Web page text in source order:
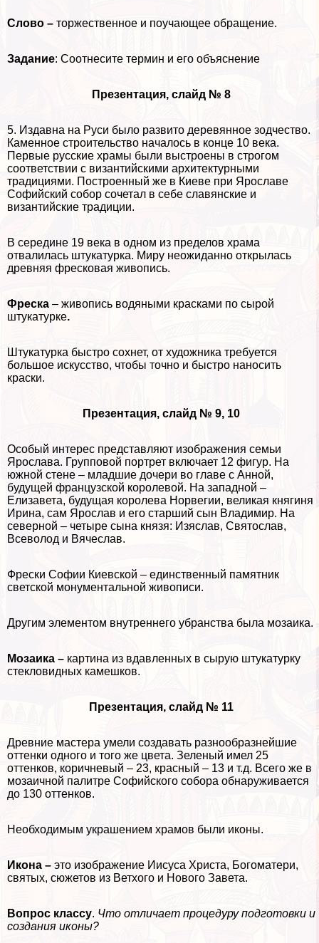
Слово – торжественное и поучающее обращение.
Задание: Соотнесите термин и его объяснение
Презентация, слайд № 8
5. Издавна на Руси было развито деревянное зодчество.
Каменное строительство началось в конце 10 века.
Первые русские храмы были выстроены в строгом
соответствии с византийскими архитектурными
традициями. Построенный же в Киеве при Ярославе
Софийский собор сочетал в себе славянские и
византийские традиции.
В середине 19 века в одном из пределов храма
отвалилась штукатурка. Миру неожиданно открылась
древняя фресковая живопись.
Фреска – живопись водяными красками по сырой
штукатурке.
Штукатурка быстро сохнет, от художника требуется
большое искусство, чтобы точно и быстро наносить
краски.
Презентация, слайд № 9, 10
Особый интерес представляют изображения семьи
Ярослава. Групповой портрет включает 12 фигур. На
южной стене – младшие дочери во главе с Анной,
будущей французской королевой. На западной –
Елизавета, будущая королева Норвегии, великая княгиня
Ирина, сам Ярослав и его старший сын Владимир. На
северной – четыре сына князя: Изяслав, Святослав,
Всеволод и Вячеслав.
Фрески Софии Киевской – единственный памятник
светской монументальной живописи.
Другим элементом внутреннего убранства была мозаика.
Мозаика – картина из вдавленных в сырую штукатурку
стекловидных камешков.
Презентация, слайд № 11
Древние мастера умели создавать разнообразнейшие
оттенки одного и того же цвета. Зеленый имел 25
оттенков, коричневый – 23, красный – 13 и т.д. Всего же в
мозаичной палитре Софийского собора обнаруживается
до 130 оттенков.
Необходимым украшением храмов были иконы.
Икона – это изображение Иисуса Христа, Богоматери,
святых, сюжетов из Ветхого и Нового Завета.
Вопрос классу. Что отличает процедуру подготовки и
создания иконы?